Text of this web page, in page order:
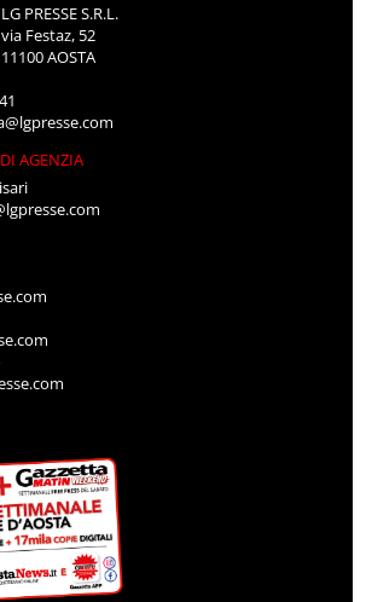
LG PRESSE S.R.L.
via Festaz, 52
11100 AOSTA
AGENZIA